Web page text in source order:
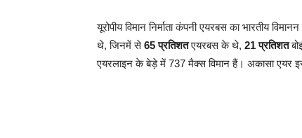
यूरोपीय विमान निर्माता कंपनी एयरबस का भारतीय
थे, जिनमें से65 प्रतिशतएयरबस के थे, 21 प्रतिशत
एयरलाइन के बेड़े में 737 मैक्स विमान हैं। अकासा एयर इस